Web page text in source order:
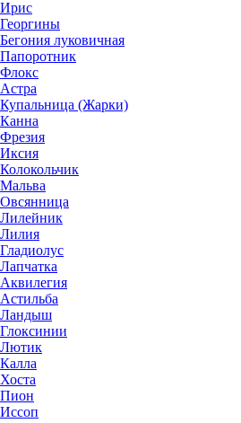
Ирис
Георгины
Бегония луковичная
Папоротник
Флокс
Астра
Купальница (Жарки)
Канна
Фрезия
Иксия
Колокольчик
Мальва
Овсянница
Лилейник
Лилия
Гладиолус
Лапчатка
Аквилегия
Астильба
Ландыш
Глоксинии
Лютик
Калла
Хоста
Пион
Иссоп